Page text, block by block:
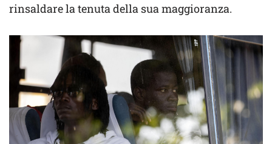
rinsaldare la tenuta della sua maggioranza.